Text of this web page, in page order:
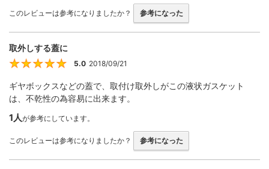
このレビューは参考になりましたか？ 参考になった
取外しする蓋に
5.0 2018/09/21
ギヤボックスなどの蓋で、取付け取外しがこの液状ガスケット
は、不乾性の為容易に出来ます。
1人が参考にしています。
このレビューは参考になりましたか？ 参考になった